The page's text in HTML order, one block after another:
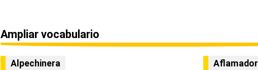
Ampliar vocabulario
Alpechinera Aflamador